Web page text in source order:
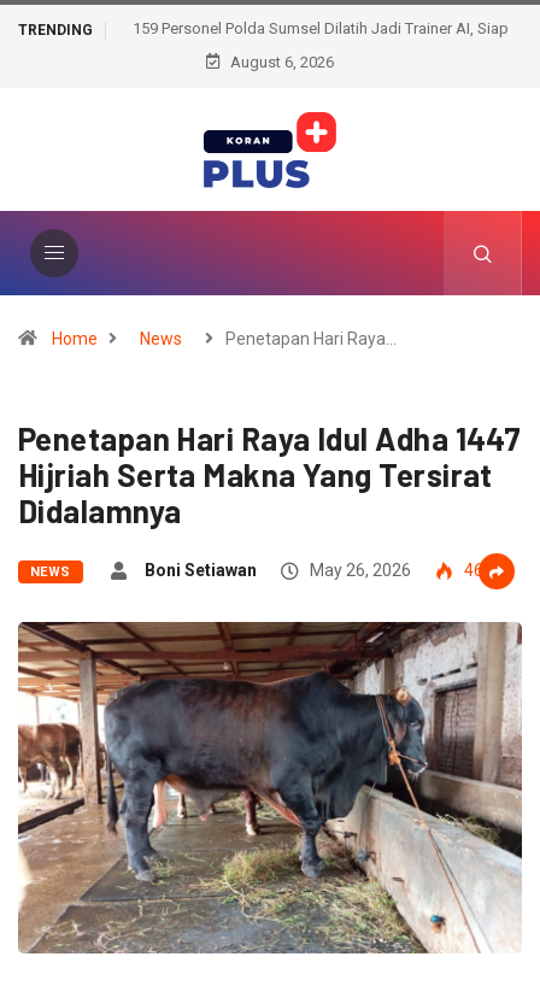
TRENDING
159 Personel Polda Sumsel Dilatih Jadi Trainer AI, Siap
Bentengi Pelajar dari Ancaman Dunia Digital
August 6, 2026
Home News Penetapan Hari Raya…
Penetapan Hari Raya Idul Adha 1447
Hijriah Serta Makna Yang Tersirat
Didalamnya
NEWS Boni Setiawan May 26, 2026 46